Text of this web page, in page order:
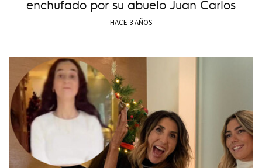
enchufado por su abuelo Juan Carlos
HACE 3 AÑOS